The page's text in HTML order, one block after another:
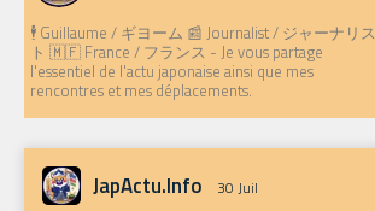
🕴️ Guillaume / ギヨーム 📰 Journalist / ジャーナリス
ト 🇲🇫 France / フランス - Je vous partage
l'essentiel de l'actu japonaise ainsi que mes
rencontres et mes déplacements.
JapActu.Info 30 Juil